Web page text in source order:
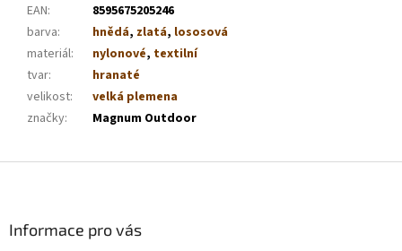
EAN:
8595675205246
barva: hnědá, zlatá, lososová
materiál: nylonové, textilní
tvar:
hranaté
velikost:
velká plemena
značky: Magnum Outdoor
Informace pro vás